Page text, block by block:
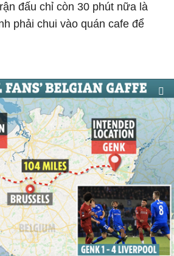
đấu chỉ còn 30 phút nữa là
phải chui vào quán cafe để